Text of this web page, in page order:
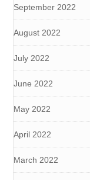
September 2022
August 2022
July 2022
June 2022
May 2022
April 2022
March 2022